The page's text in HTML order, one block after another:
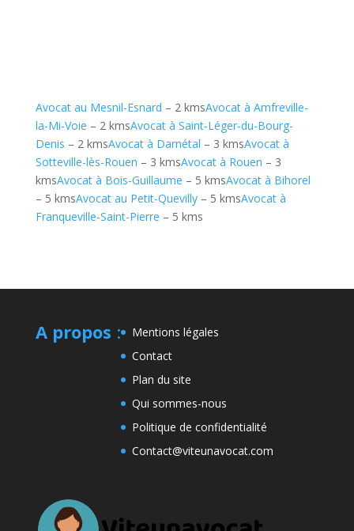
Avocat au Mesnil-Esnard – 2 kmsAvocat à Amfreville-
la-Mi-Voie – 2 kmsAvocat à Saint-Léger-du-Bourg-
Denis – 2 kmsAvocat à Darnétal – 3 kmsAvocat à
Sotteville-lès-Rouen – 3 kmsAvocat à Rouen – 3
kmsAvocat à Bois-Guillaume – 5 kmsAvocat à Bihorel
– 5 kmsAvocat au Petit-Quevilly– 5 kmsAvocat à
Franqueville-Saint-Pierre – 5 kms
A propos :
Mentions légales
Contact
Plan du site
Qui sommes-nous
Politique de confidentialité
Contact@viteunavocat.com